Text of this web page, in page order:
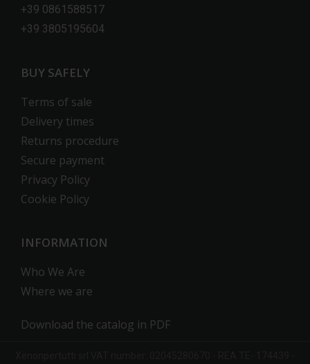
+39 0861588517
+39 3805195604
BUY SAFELY
Terms of sale
Delivery times
Returns procedure
Secure payment
Privacy Policy
Cookie Policy
INFORMATION
Who We Are
Where we are
Download the catalog in PDF